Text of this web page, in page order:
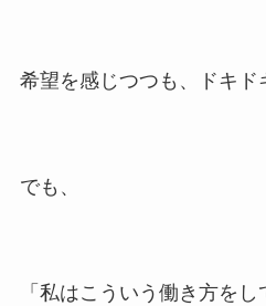
希望を感じつつも、ドキド
でも、
「私はこういう働き方を